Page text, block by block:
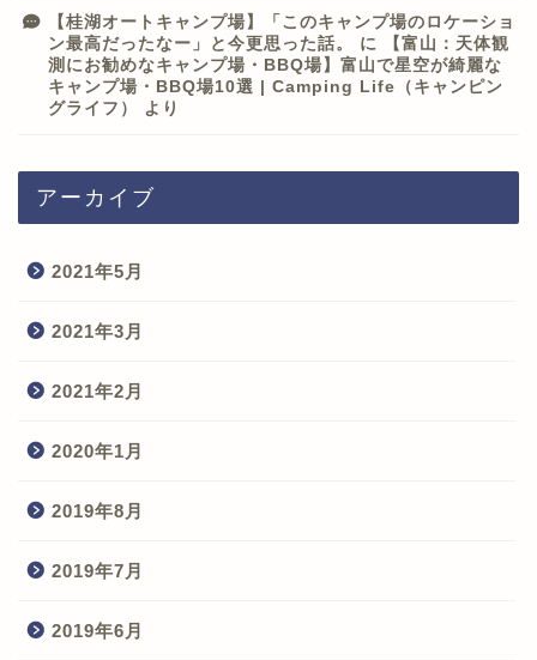
【桂湖オートキャンプ場】「このキャンプ場のロケーショ
ン最高だったなー」と今更思った話。
に
【富山：天体観
測にお勧めなキャンプ場・BBQ場】富山で星空が綺麗な
キャンプ場・BBQ場10選 | Camping Life（キャンピン
グライフ）
より
アーカイブ
2021年5月
2021年3月
2021年2月
2020年1月
2019年8月
2019年7月
2019年6月